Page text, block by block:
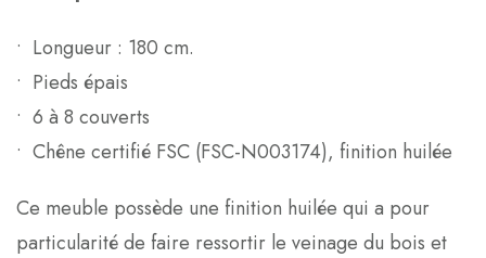
• Longueur : 180 cm.
• Pieds épais
• 6 à 8 couverts
• Chêne certifié FSC (FSC-N003174), finition huilée
Ce meuble possède une finition huilée qui a pour
particularité de faire ressortir le veinage du bois et